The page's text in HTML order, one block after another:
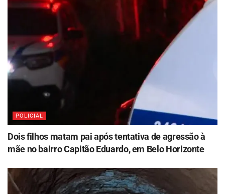
POLICIAL
Dois filhos matam pai após tentativa de agressão à
mãe no bairro Capitão Eduardo, em Belo Horizonte